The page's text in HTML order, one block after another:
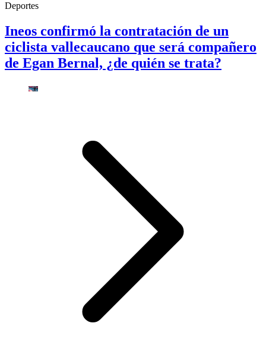
Deportes
Ineos confirmó la contratación de un
ciclista vallecaucano que será compañero
de Egan Bernal, ¿de quién se trata?